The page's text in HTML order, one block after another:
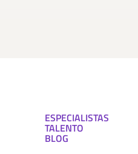
ESPECIALISTAS
TALENTO
BLOG